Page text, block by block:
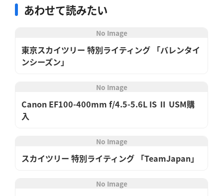
あわせて読みたい
No Image
東京スカイツリー 特別ライティング 「バレンタイ
ンシーズン」
No Image
Canon EF100-400mm f/4.5-5.6L IS Ⅱ USM購
入
No Image
スカイツリー 特別ライティング 「TeamJapan」
No Image